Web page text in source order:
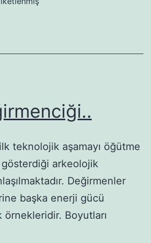
teknolojik aşamayı öğütme
arkeolojik
Değirmenler
başka enerji gücü
örnekleridir. Boyutları